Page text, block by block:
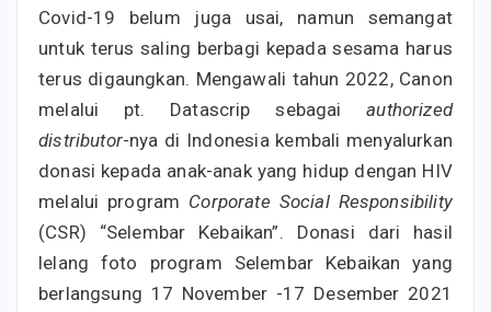
Covid-19 belum juga usai, namun semangat
untuk terus saling berbagi kepada sesama harus
terus digaungkan. Mengawali tahun 2022, Canon
melalui pt. Datascrip sebagaiauthorized
distributor-nya di Indonesia kembali menyalurkan
donasi kepada anak-anak yang hidup dengan HIV
melalui program Corporate Social Responsibility
(CSR) “Selembar Kebaikan”. Donasi dari hasil
lelang foto program Selembar Kebaikan yang
berlangsung 17 November -17 Desember 2021